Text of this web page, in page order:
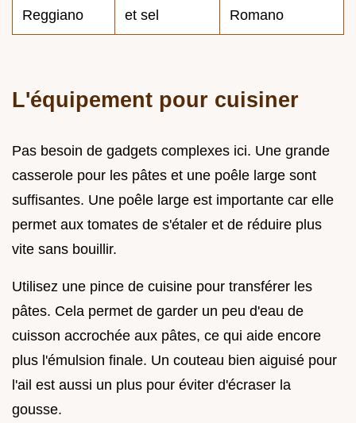
Reggiano
et sel
Romano
L'équipement pour cuisiner
Pas besoin de gadgets complexes ici. Une grande
casserole pour les pâtes et une poêle large sont
suffisantes. Une poêle large est importante car elle
permet aux tomates de s'étaler et de réduire plus
vite sans bouillir.
Utilisez une pince de cuisine pour transférer les
pâtes. Cela permet de garder un peu d'eau de
cuisson accrochée aux pâtes, ce qui aide encore
plus l'émulsion finale. Un couteau bien aiguisé pour
l'ail est aussi un plus pour éviter d'écraser la
gousse.